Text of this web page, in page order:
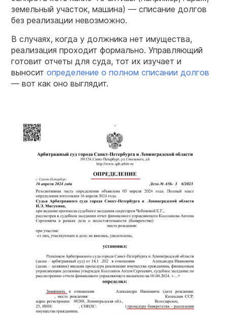
земельный участок, машина) — списание долгов
без реализации невозможно.
В случаях, когда у должника нет имущества,
реализация проходит формально. Управляющий
готовит отчеты для суда, тот их изучает и
выносит определение о полном списании долгов
— вот как оно выглядит.